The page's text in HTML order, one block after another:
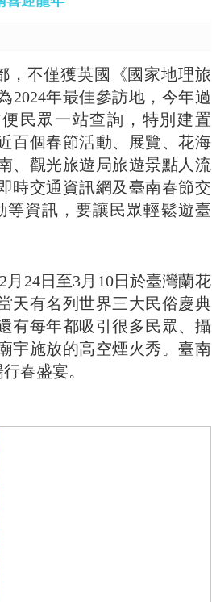
，不僅獲英國《國家地理旅
2024年最佳參訪地，今年過
民眾一站查詢，特別建置
百個春節活動、展覽、花海
、觀光旅遊局旅遊景點人流
時交通資訊網及臺南春節交
資訊，要讓民眾輕鬆遊臺
24日至3月10日於臺灣蘭花
天有名列世界三大民俗慶典
有每年都吸引很多民眾、攝
宇施放的高空煙火秀。臺南
春盛宴。